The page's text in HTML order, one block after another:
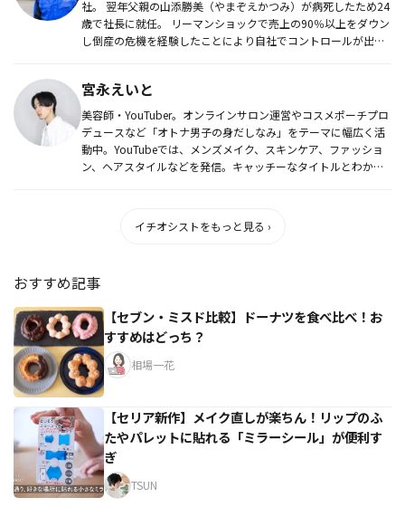
社。 翌年父親の山添勝美（やまぞえかつみ）が病死したため24
歳で社長に就任。 リーマンショックで売上の90％以上をダウン
し倒産の危機を経験したことにより自社でコントロールが出来
宮永えいと
美容師・YouTuber。オンラインサロン運営やコスメポーチプロ
デュースなど「オトナ男子の身だしなみ」をテーマに幅広く活
動中。YouTubeでは、メンズメイク、スキンケア、ファッショ
ン、ヘアスタイルなどを発信。キャッチーなタイトルとわかり
イチオシストをもっと見る ›
おすすめ記事
【セブン・ミスド比較】ドーナツを食べ比べ！お
すすめはどっち？
相場一花
【セリア新作】メイク直しが楽ちん！リップのふ
たやパレットに貼れる「ミラーシール」が便利す
ぎ
TSUN